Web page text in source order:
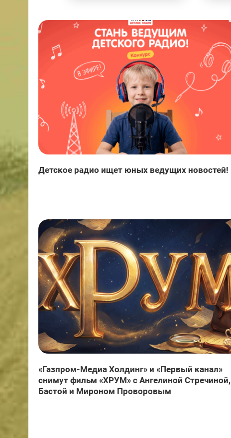
Детское радио ищет юных ведущих новостей!
«Газпром-Медиа Холдинг» и «Первый канал»
снимут фильм «ХРУМ» с Ангелиной Стречиной,
Бастой и Мироном Проворовым